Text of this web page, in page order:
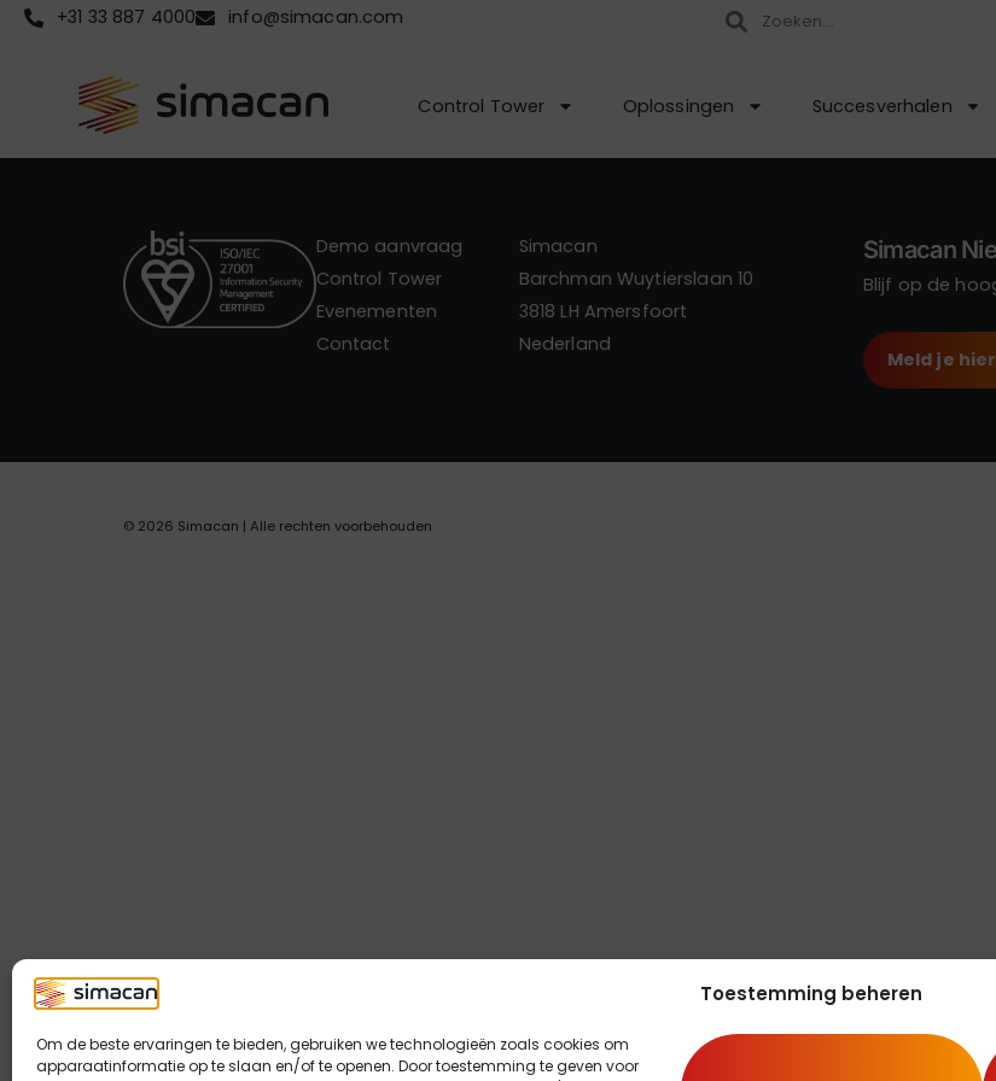
Toestemming beheren
Om de beste ervaringen te bieden, gebruiken we technologieën zoals cookies om
apparaatinformatie op te slaan en/of te openen. Door toestemming te geven voor
+31 33 887 4000 info@simacan.com
Control Tower Oplossingen Succesverhalen
Demo aanvraag
Control Tower
Evenementen
Contact
Simacan
Barchman Wuytierslaan 10
3818 LH Amersfoort
Nederland
Simacan
Blijf op de
Meld je
© 2026 Simacan | Alle rechten voorbehouden